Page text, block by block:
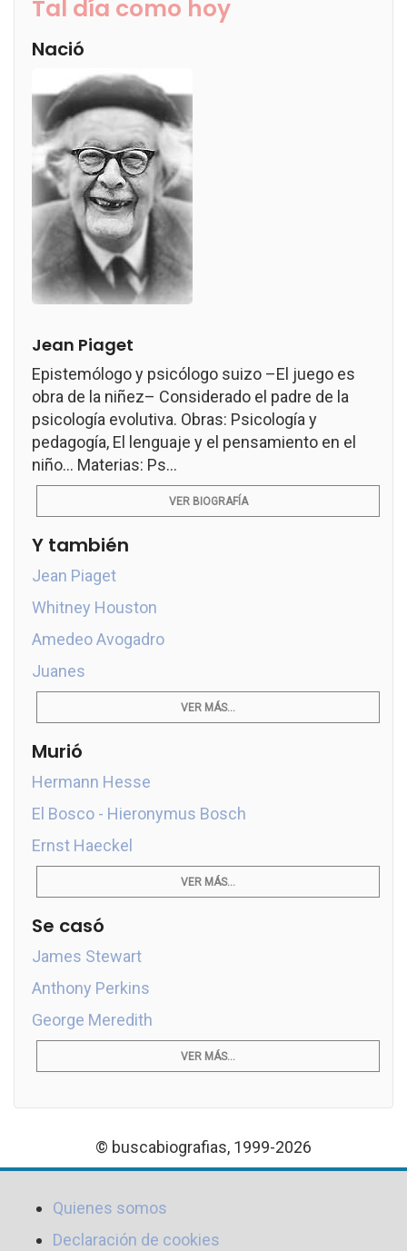
Tal día como hoy
Nació
Jean Piaget
Epistemólogo y psicólogo suizo –El juego es
obra de la niñez– Considerado el padre de la
psicología evolutiva. Obras: Psicología y
pedagogía, El lenguaje y el pensamiento en el
niño... Materias: Ps...
VER BIOGRAFÍA
Y también
Jean Piaget
Whitney Houston
Amedeo Avogadro
Juanes
VER MÁS...
Murió
Hermann Hesse
El Bosco - Hieronymus Bosch
Ernst Haeckel
VER MÁS...
Se casó
James Stewart
Anthony Perkins
George Meredith
VER MÁS...
© buscabiografias, 1999-2026
Quienes somos
Declaración de cookies